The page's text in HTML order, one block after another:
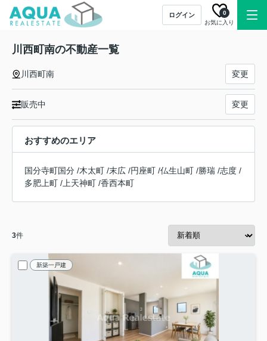
ログイン
お気に入り
0
川西町南の不動産一覧
川西町南 変更
販売中 変更
おすすめのエリア
国分寺町国分 /木太町 /末広 /円座町 /仏生山町 /勝瑞 /志度 /
多肥上町 / 上天神町 /香西本町
3件
新築一戸建